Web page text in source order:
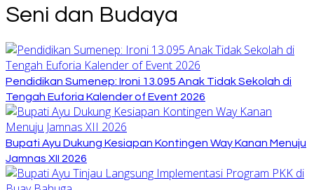
Seni dan Budaya
Pendidikan Sumenep: Ironi 13.095 Anak Tidak Sekolah di
Tengah Euforia Kalender of Event 2026
Bupati Ayu Dukung Kesiapan Kontingen Way Kanan Menuju
Jamnas XII 2026